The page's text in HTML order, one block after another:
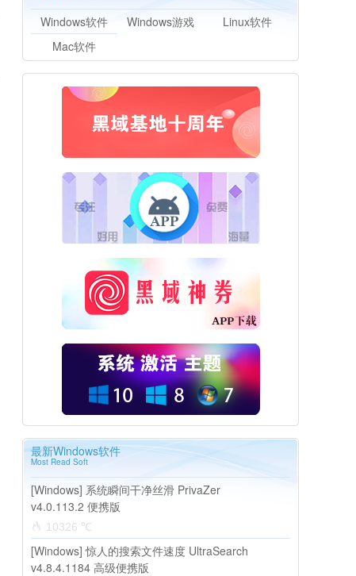
Windows软件 Windows游戏
Linux软件
Mac软件
最新Windows软件
Most Read Soft
[Windows] 系统瞬间干净丝滑 PrivaZer
v4.0.113.2 便携版
10326 ℃
[Windows] 惊人的搜索文件速度 UltraSearch
v4.8.4.1184 高级便携版